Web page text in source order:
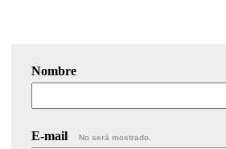
Nombre
E-mail No será mostrado.